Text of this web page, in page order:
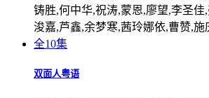
铸胜,何中华,祝涛,蒙恩,廖望,李圣
浚嘉,芦鑫,余梦寒,茜玲娜依,曹赞,
全10集
双面人粤语